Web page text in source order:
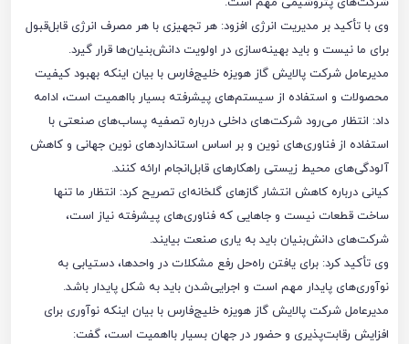
وی با تأکید بر مدیریت انرژی افزود: هر تجهیزی با هر مصرف انرژی قابل‌قبول
برای ما نیست و باید بهینه‌سازی در اولویت دانش‌بنیان‌ها قرار گیرد.
مدیرعامل شرکت پالایش گاز هویزه خلیج‌فارس با بیان اینکه بهبود کیفیت
محصولات و استفاده از سیستم‌های پیشرفته بسیار بااهمیت است، ادامه
داد: انتظار می‌رود شرکت‌های داخلی درباره تصفیه پساب‌های صنعتی با
استفاده از فناوری‌های نوین و بر اساس استانداردهای نوین جهانی و کاهش
آلودگی‌های محیط زیستی راهکارهای قابل‌انجام ارائه کنند.
کیانی درباره کاهش انتشار گازهای گلخانه‌ای تصریح کرد: انتظار ما تنها
ساخت قطعات نیست و جاهایی که فناوری‌های پیشرفته نیاز است،
شرکت‌های دانش‌بنیان باید به یاری صنعت بیایند.
وی تأکید کرد: برای یافتن راه‌حل رفع مشکلات در واحدها، دستیابی به
نوآوری‌های پایدار مهم است و اجرایی‌شدن باید به شکل پایدار باشد.
مدیرعامل شرکت پالایش گاز هویزه خلیج‌فارس با بیان اینکه نوآوری برای
افزایش رقابت‌پذیری و حضور در جهان بسیار بااهمیت است، گفت: